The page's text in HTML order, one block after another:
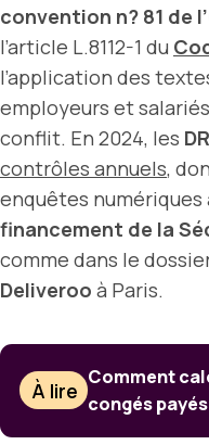
convention n? 81 de
l’article L.8112-1 du
l’application des
employeurs et
conflit. En 2024, les
contrôles annuels,
enquêtes numériques
financement de la
comme dans le
Deliveroo à Paris.
À lire
Comment
congés